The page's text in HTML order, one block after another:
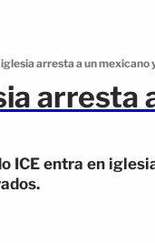
arresta a un mexicano
arresta
ICE entra en